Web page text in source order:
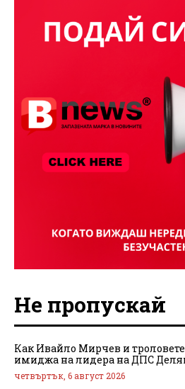
Не пропускай
Как Ивайло Мирчев и
имиджа на лидера на ДПС
четвъртък, 6 август 2026